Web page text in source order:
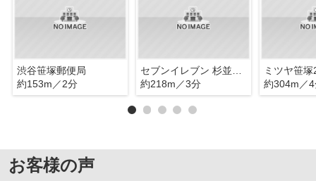
渋谷笹塚郵便局
約153m／2分
約218m／3分
ミツヤ笹
約304m／
お客様の声